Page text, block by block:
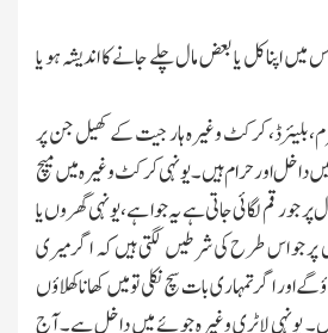
اپنا کل یا بعض مال چلے جانے کا اندیشہ ہو یا
بلیئرڈ، کرکٹ وغیرہ ہار جیت کے کھیل جن پر
داخل اور حرام ہیں۔یونہی کرکٹ وغیرہ میں میچ
جو رقم لگائی جاتی ہے یہ جوا ہے، یونہی گھروں یا
پر جو اس طرح کی شرطیں لگتی ہیں کہ اگر میری
گے اور اگر تمہاری بات سچ نکلی تو میں کھانا کھلاؤں
یونہی لاٹری وغیرہ جوئے میں داخل ہے۔ آج